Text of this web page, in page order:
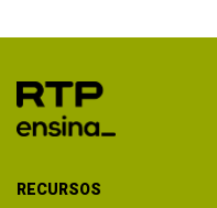
RECURSOS